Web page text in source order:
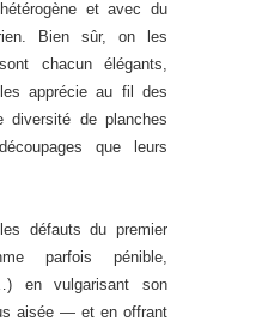
et avec du
Bien sûr, on les
chacun élégants,
apprécie au fil des
diversité de planches
que leurs
défauts du premier
parfois pénible,
en vulgarisant son
aisée — et en offrant